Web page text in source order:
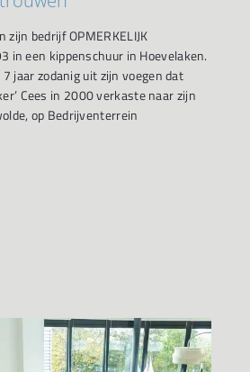
zijn bedrijf OPMERKELIJK
in een kippenschuur in Hoevelaken.
jaar zodanig uit zijn voegen dat
Cees in 2000 verkaste naar zijn
op Bedrijventerrein